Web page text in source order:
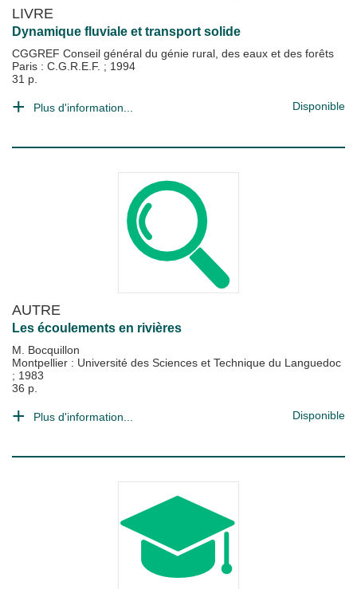
LIVRE
Dynamique fluviale et transport solide
CGGREF Conseil général du génie rural, des eaux et des forêts
Paris : C.G.R.E.F. ; 1994
31 p.
Plus d'information... Disponible
AUTRE
Les écoulements en rivières
M. Bocquillon
Montpellier : Université des Sciences et Technique du Languedoc
; 1983
36 p.
Plus d'information... Disponible